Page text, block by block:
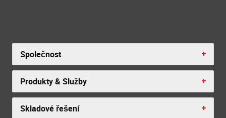
Společnost
Produkty & Služby
Skladové řešení